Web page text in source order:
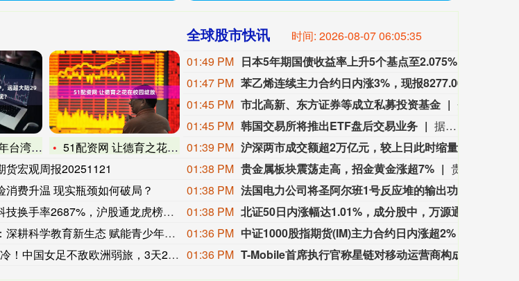
29倍，那现在
51配资网 让德育之花在校园绽放
货宏观周报20251121
消费升温 现实瓶颈如何破局？
手率2687%，沪股通龙虎榜上买入225
耕科学教育新生态 赋能青少年成长
中国女足不敌欧洲弱旅，3天2连败丢11
全球股市快讯 时间: 2026-08-07 06:05:37
01:49 PM
01:47 PM
01:45 PM 市北高新、东方证券等成立私募投资基金
01:45 PM 韩国交易所将推出ETF盘后交易业务
据报道，尽管业内对近期杠杆类产品波动存在担忧，韩国交易所仍将于9月14日正式开启交易所交易基金（ETF）盘后交易。韩国交易所意在与另类交易系统Nextrade以及全天候加密货币交易所展开竞争。资管机构警示，缺少实时基金净值估算，可能会扩大ETF的价格偏离幅度；行业此前已呼吁韩国交易所推迟该业务上线。个股杠杆型ETF将不纳入盘后交易的交易标的范围。
01:39 PM
01:38 PM 贵金属板块震荡走高，招金黄金涨超7%
01:38 PM
01:38 PM
01:36 PM 中证1000股指期货(IM)主力合约日内涨超2%
01:36 PM